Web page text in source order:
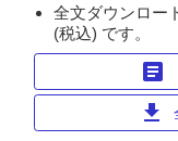
全文ダウンロー
(税込) です。
article
download